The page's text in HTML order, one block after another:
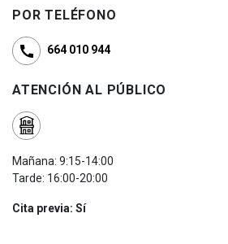
POR TELÉFONO
664 010 944
ATENCIÓN AL PÚBLICO
Mañana: 9:15-14:00
Tarde: 16:00-20:00
Cita previa: Sí